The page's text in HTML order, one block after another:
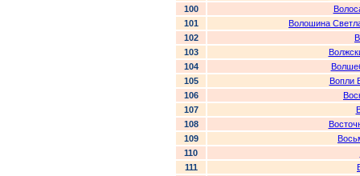
100
101
Волошина
102
103
104
105
Вопли
106
107
108
109
110
111